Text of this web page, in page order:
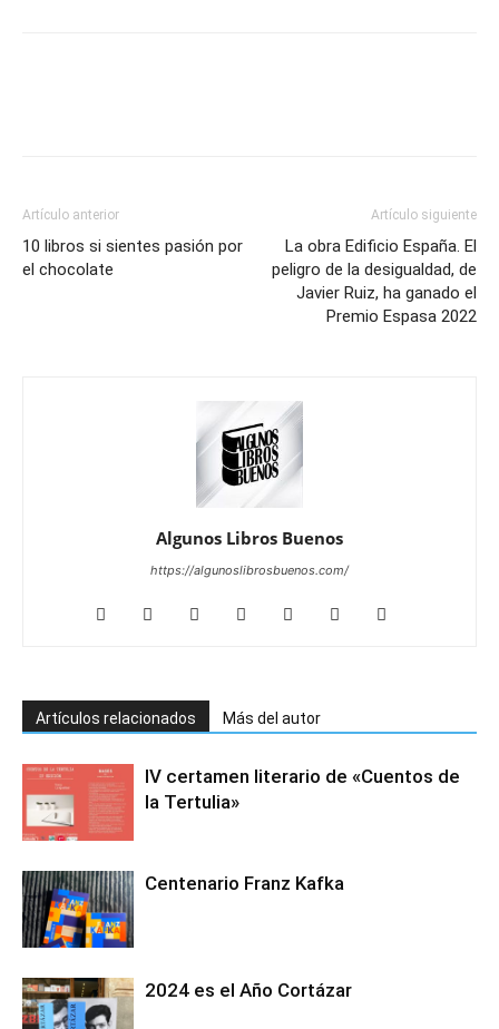
Artículo anterior
10 libros si sientes pasión por
el chocolate
Artículo siguiente
La obra Edificio España. El
peligro de la desigualdad, de
Javier Ruiz, ha ganado el
Premio Espasa 2022
Algunos Libros Buenos
https://algunoslibrosbuenos.com/
Artículos relacionados Más del autor
IV certamen literario de «Cuentos de
la Tertulia»
Centenario Franz Kafka
2024 es el Año Cortázar